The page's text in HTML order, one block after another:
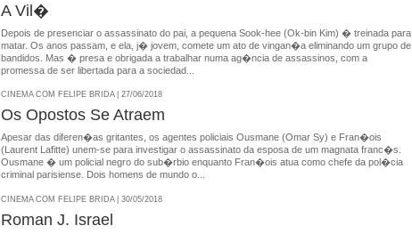
A Vil�
Depois de presenciar o assassinato do pai, a pequena Sook-hee (Ok-bin Kim) � treinada para
matar. Os anos passam, e ela, j� jovem, comete um ato de vingan�a eliminando um grupo de
bandidos. Mas � presa e obrigada a trabalhar numa ag�ncia de assassinos, com a
promessa de ser libertada para a sociedad...
CINEMA COM FELIPE BRIDA | 27/06/2018
Os Opostos Se Atraem
Apesar das diferen�as gritantes, os agentes policiais Ousmane (Omar Sy) e Fran�ois
(Laurent Lafitte) unem-se para investigar o assassinato da esposa de um magnata franc�s.
Ousmane � um policial negro do sub�rbio enquanto Fran�ois atua como chefe da pol�cia
criminal parisiense. Dois homens de mundo o...
CINEMA COM FELIPE BRIDA | 30/05/2018
Roman J. Israel